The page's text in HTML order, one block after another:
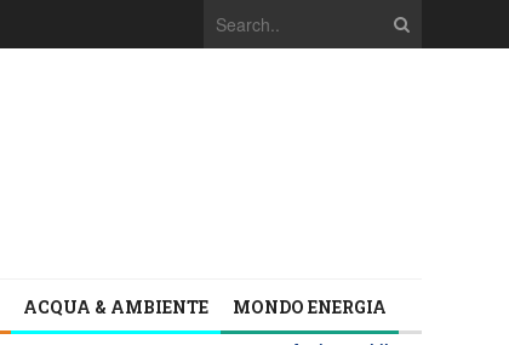
ACQUA & AMBIENTE MONDO ENERGIA